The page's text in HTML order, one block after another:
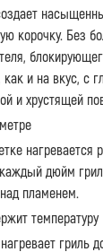
корочку. Без
и на вкус, с
и хрустящей
нагревается
дюйм
пламенем.
температуру
гриль